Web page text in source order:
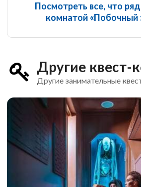
Посмотреть все, что
комнатой «Побочный
Другие квест-
Другие занимательные